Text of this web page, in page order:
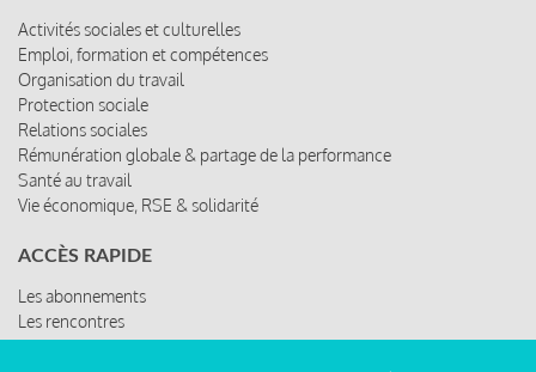
Activités sociales et culturelles
Emploi, formation et compétences
Organisation du travail
Protection sociale
Relations sociales
Rémunération globale & partage de la performance
Santé au travail
Vie économique, RSE & solidarité
ACCÈS RAPIDE
Les abonnements
Les rencontres
Les ressources